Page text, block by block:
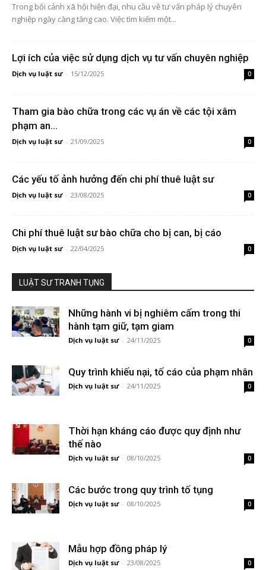
Trong bối cảnh xã hội hiện đại, nhu cầu về tư vấn pháp lý chuyên
nghiệp ngày càng tăng cao. Việc tìm kiếm một...
Lợi ích của việc sử dụng dịch vụ tư vấn chuyên nghiệp
Dịch vụ luật sư - 15/12/2025 0
Tham gia bào chữa trong các vụ án về các tội xâm
phạm an...
Dịch vụ luật sư - 21/09/2025 0
Các yếu tố ảnh hưởng đến chi phí thuê luật sư
Dịch vụ luật sư - 23/08/2025 0
Chi phí thuê luật sư bào chữa cho bị can, bị cáo
Dịch vụ luật sư - 22/04/2025 0
LUẬT SƯ TRANH TỤNG
Những hành vi bị nghiêm cấm trong thi
hành tạm giữ, tạm giam
Dịch vụ luật sư - 24/11/2025 0
Quy trình khiếu nại, tố cáo của phạm nhân
Dịch vụ luật sư - 24/11/2025 0
Thời hạn kháng cáo được quy định như
thế nào
Dịch vụ luật sư - 08/10/2025 0
Các bước trong quy trình tố tụng
Dịch vụ luật sư - 08/10/2025 0
Mẫu hợp đồng pháp lý
Dịch vụ luật sư - 23/08/2025 0